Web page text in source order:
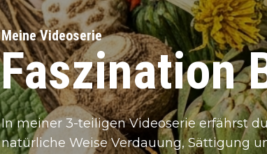
Meine Videoserie
Faszination
I​n meiner 3-teiligen Videoserie erfährst
natürliche Weise Verdauung, Sättigung